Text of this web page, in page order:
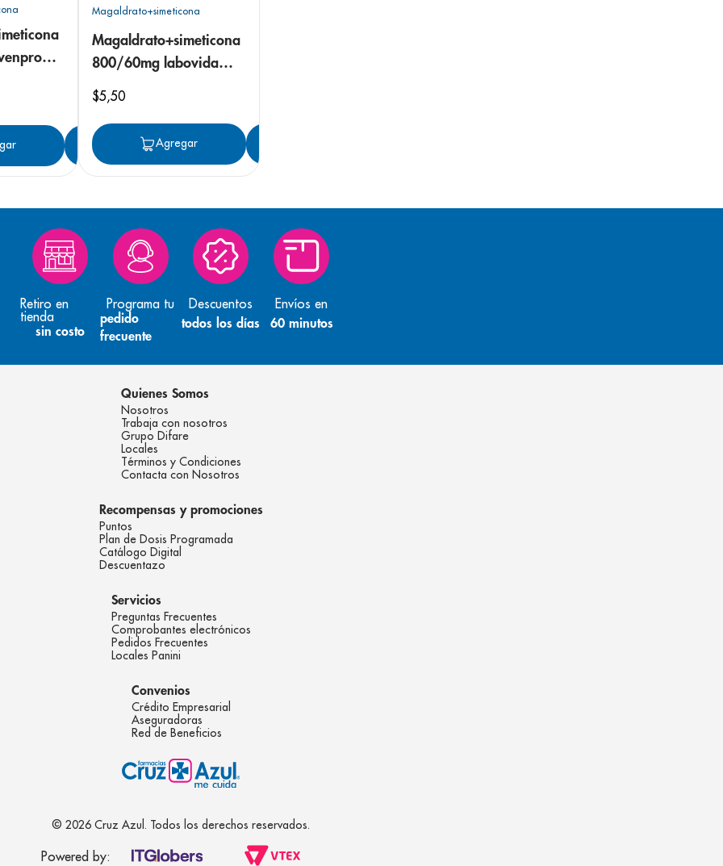
Agregar
Magaldrato+simeticona
Magaldrato+simeticona
800/60mg labovida
$5,50
Agregar
Retiro en
tienda
sin costo
Programa tu
pedido
frecuente
Descuentos
todos los días
Envíos en
60 minutos
Quienes Somos
Nosotros
Trabaja con nosotros
Grupo Difare
Locales
Términos y Condiciones
Contacta con Nosotros
Recompensas y promociones
Puntos
Plan de Dosis Programada
Catálogo Digital
Descuentazo
Servicios
Preguntas Frecuentes
Comprobantes electrónicos
Pedidos Frecuentes
Locales Panini
Convenios
Crédito Empresarial
Aseguradoras
Red de Beneficios
© 2026 Cruz Azul. Todos los derechos reservados.
Powered by: